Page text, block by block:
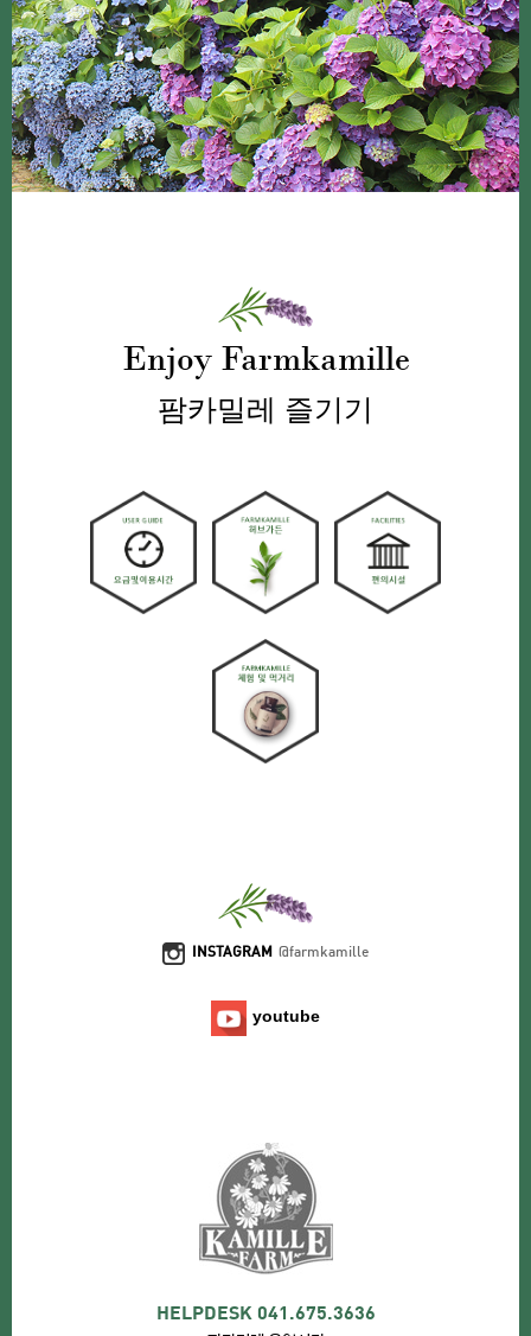
Enjoy Farmkamille
팜카밀레 즐기기
INSTAGRAM @farmkamille
youtube
HELPDESK 041.675.3636